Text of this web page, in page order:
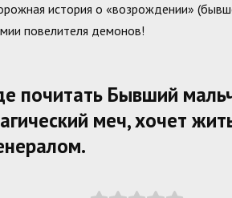
история о «возрождении»
повелителя демонов!
почитать Бывший
меч, хочет